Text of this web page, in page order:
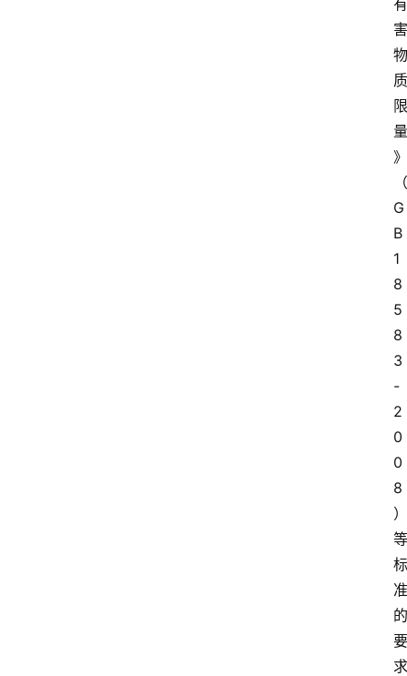
有
害
物
质
限
量
》
（
G
B
1
8
5
8
3
-
2
0
0
8
）
等
标
准
的
要
求